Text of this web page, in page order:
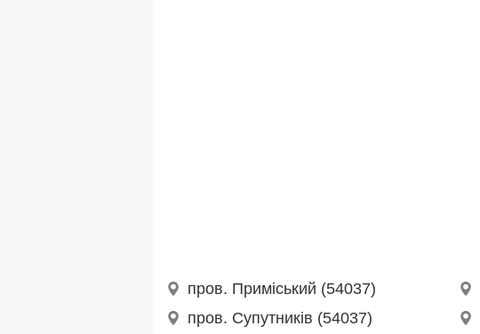
пров. Приміський (54037)
пров. Супутників (54037)